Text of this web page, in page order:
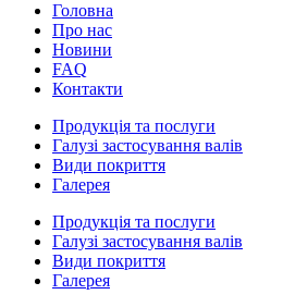
Головна
Про нас
Новини
FAQ
Контакти
Продукція та послуги
Галузі застосування валів
Види покриття
Галерея
Продукція та послуги
Галузі застосування валів
Види покриття
Галерея